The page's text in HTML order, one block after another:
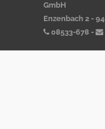
GmbH
Enzenbach 2 -
08533-678 -